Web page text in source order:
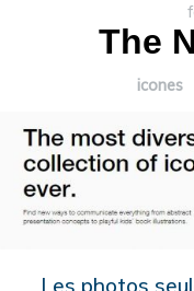
The
icones
Les photos